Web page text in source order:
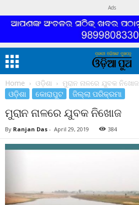
Ads
Home ଓଡ଼ିଶା ମୁରାନ ନାଳରେ ଯୁବକ ନିଖୋଜ
ଓଡ଼ିଶା କୋରାପୁଟ ଜିଲ୍ଲା ପରିକ୍ରମା
ମୁରାନ ନାଳରେ ଯୁବକ ନିଖୋଜ
By Ranjan Das - April 29, 2019 384